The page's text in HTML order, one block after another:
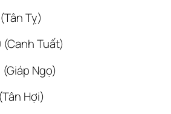
Tỵ)
(Canh Tuất)
(Giáp Ngọ)
Hợi)